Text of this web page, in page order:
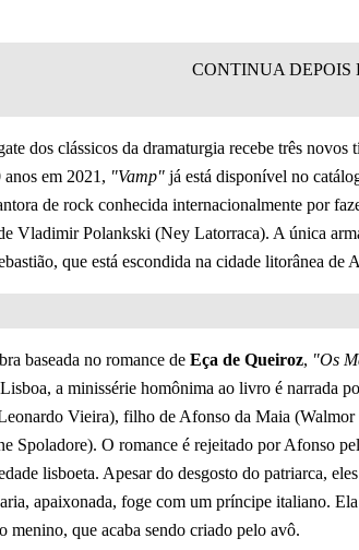
dos clássicos da dramaturgia recebe três novos
em 2021, "Vamp" já está disponível no
de rock conhecida internacionalmente por
Vladimir Polankski (Ney Latorraca). A única
que está escondida na cidade litorânea de
baseada no romance de Eça de Queiroz, "Os
a minissérie homônima ao livro é narrada
Vieira), filho de Afonso da Maia (Walmor
Spoladore). O romance é rejeitado por Afonso
lisboeta. Apesar do desgosto do patriarca,
apaixonada, foge com um príncipe italiano.
menino, que acaba sendo criado pelo avô.